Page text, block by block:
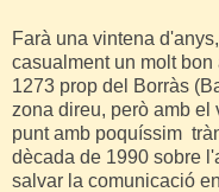
Farà una vintena
casualment un molt
1273 prop del Borràs
zona direu, però amb el
punt amb poquíssim
dècada de 1990 sobre
salvar la comunicació